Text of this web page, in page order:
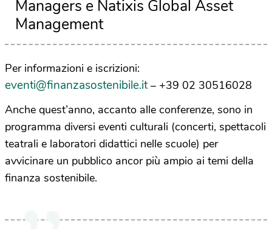
Managers e Natixis Global Asset
Management
Per informazioni e iscrizioni:
eventi@finanzasostenibile.it– +39 02 30516028
Anche quest’anno, accanto alle conferenze, sono in
programma diversi eventi culturali (concerti, spettacoli
teatrali e laboratori didattici nelle scuole) per
avvicinare un pubblico ancor più ampio ai temi della
finanza sostenibile.